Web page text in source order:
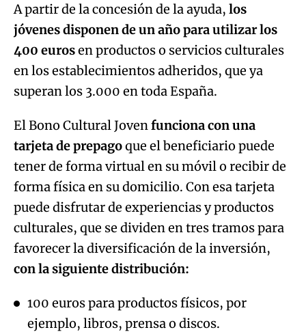
A partir de la concesión de la ayuda, los
jóvenes disponen de un año para utilizar los
400 eurosen productos o servicios culturales
en los establecimientos adheridos, que ya
superan los 3.000 en toda España.
El Bono Cultural Jovenfunciona con una
tarjeta de prepagoque el beneficiario puede
tener de forma virtual en su móvil o recibir de
forma física en su domicilio. Con esa tarjeta
puede disfrutar de experiencias y productos
culturales, que se dividen en tres tramos para
favorecer la diversificación de la inversión,
con la siguiente distribución:
100 euros para productos físicos, por
ejemplo, libros, prensa o discos.